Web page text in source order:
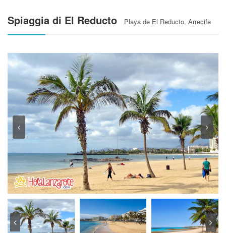
Spiaggia di El Reducto Playa de El Reducto, Arrecife